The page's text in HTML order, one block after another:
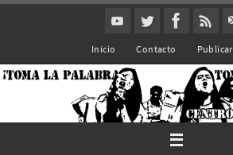
Inicio Contacto Publicar